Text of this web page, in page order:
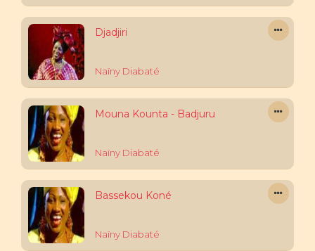
Djadjiri
Naïny Diabaté
Mouna Kounta - Badjuru
Naïny Diabaté
Bassekou Koné
Naïny Diabaté